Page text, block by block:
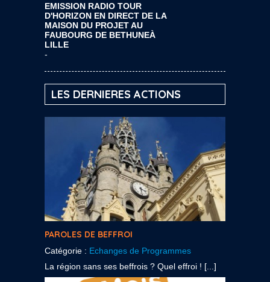
EMISSION RADIO TOUR
D'HORIZON EN DIRECT DE LA
MAISON DU PROJET AU
FAUBOURG DE BETHUNEÀ
LILLE
-
LES DERNIERES ACTIONS
PAROLES DE BEFFROI
Catégorie : Echanges de Programmes
La région sans ses beffrois ? Quel effroi ! [...]